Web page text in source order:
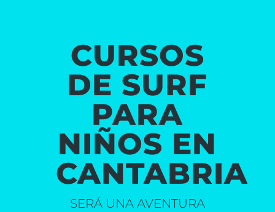
CURSOS
DE SURF
PARA
NIÑOS EN
CANTABRIA
SERÁ UNA AVENTURA